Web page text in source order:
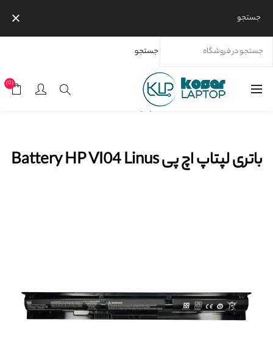
جستجو
جستجو
(0)
باتری لپتاپ اچ پی Battery HP VI04 Linus
موجود نیست